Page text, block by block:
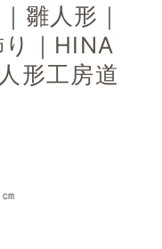
雛人形｜
｜HINA
形工房道